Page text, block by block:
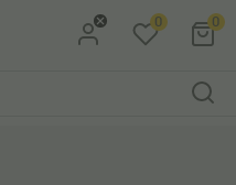
Aller au menu principal
0 0